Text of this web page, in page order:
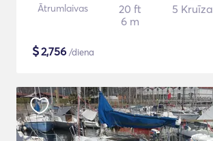
Ātrumlaivas
20 ft
6 m
5 Kruīza
$2,756 /diena